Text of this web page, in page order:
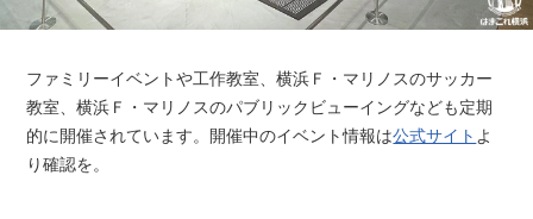
ファミリーイベントや工作教室、横浜Ｆ・マリノスのサッカー
教室、横浜Ｆ・マリノスのパブリックビューイングなども定期
的に開催されています。開催中のイベント情報は公式サイト よ
り確認を。